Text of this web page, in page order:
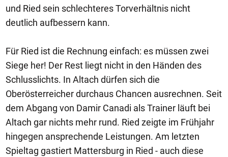
und Ried sein schlechteres Torverhältnis nicht
deutlich aufbessern kann.
Für Ried ist die Rechnung einfach: es müssen zwei
Siege her! Der Rest liegt nicht in den Händen des
Schlusslichts. In Altach dürfen sich die
Oberösterreicher durchaus Chancen ausrechnen. Seit
dem Abgang von Damir Canadi als Trainer läuft bei
Altach gar nichts mehr rund. Ried zeigte im Frühjahr
hingegen ansprechende Leistungen. Am letzten
Spieltag gastiert Mattersburg in Ried - auch diese